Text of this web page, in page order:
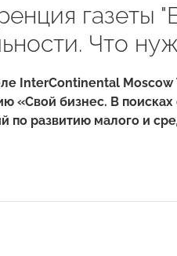
газеты
Что
InterContinental
«Свой бизнес. В
по развитию малого и